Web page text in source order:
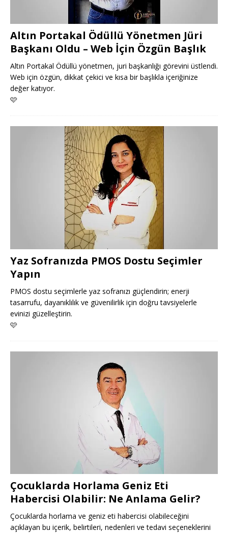
Altın Portakal Ödüllü Yönetmen Jüri
Başkanı Oldu – Web İçin Özgün Başlık
Altın Portakal Ödüllü yönetmen, juri başkanlığı görevini üstlendi.
Web için özgün, dikkat çekici ve kısa bir başlıkla içeriğinize
değer katıyor.
🩷
Yaz Sofranızda PMOS Dostu Seçimler
Yapın
PMOS dostu seçimlerle yaz sofranızı güçlendirin; enerji
tasarrufu, dayanıklılık ve güvenilirlik için doğru tavsiyelerle
evinizi güzelleştirin.
🩷
Çocuklarda Horlama Geniz Eti
Habercisi Olabilir: Ne Anlama Gelir?
Çocuklarda horlama ve geniz eti habercisi olabileceğini
açıklayan bu içerik, belirtileri, nedenleri ve tedavi seçeneklerini